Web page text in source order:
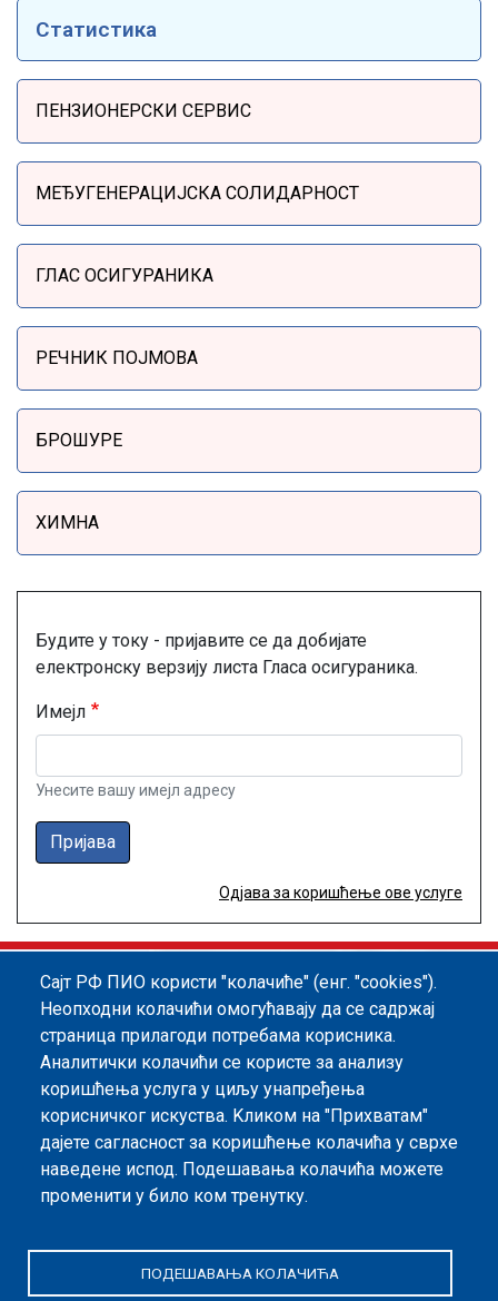
Статистика
ПЕНЗИОНЕРСКИ СЕРВИС
МЕЂУГЕНЕРАЦИЈСКА СОЛИДАРНОСТ
ГЛАС ОСИГУРАНИКА
РЕЧНИК ПОЈМОВА
БРОШУРЕ
ХИМНА
Будите у току - пријавите се да добијате
електронску верзију листа Гласа осигураника.
Имејл
Унесите вашу имејл адресу
Пријава
Одјава за коришћење ове услуге
Footer menu
Информатор
Заштита података о личности
Информације од јавног значаја
Мапа сајта
Архива
Политика квалитета
Политика безбедности информација
Сајт РФ ПИО користи "колачиће" (енг. "cookies").
Неопходни колачићи омогућавају да се садржај
страница прилагоди потребама корисника.
Аналитички колачићи се користе за анализу
коришћења услуга у циљу унапређења
корисничког искуства. Kликом на "Прихватам"
дајете сагласност за коришћење колачића у сврхе
наведене испод. Подешавања колачића можете
променити у било ком тренутку.
ПОДЕШАВАЊА КОЛАЧИЋА